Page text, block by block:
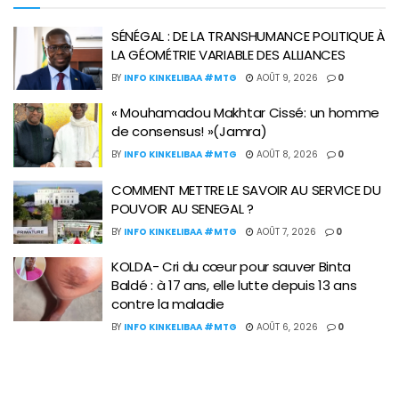
SÉNÉGAL : DE LA TRANSHUMANCE POLITIQUE À
LA GÉOMÉTRIE VARIABLE DES ALLIANCES
BY INFO KINKELIBAA #MTG AOÛT 9, 2026 0
« Mouhamadou Makhtar Cissé: un homme
de consensus! »(Jamra)
BY INFO KINKELIBAA #MTG AOÛT 8, 2026 0
COMMENT METTRE LE SAVOIR AU SERVICE DU
POUVOIR AU SENEGAL ?
BY INFO KINKELIBAA #MTG AOÛT 7, 2026 0
KOLDA- Cri du cœur pour sauver Binta
Baldé : à 17 ans, elle lutte depuis 13 ans
contre la maladie
BY INFO KINKELIBAA #MTG AOÛT 6, 2026 0